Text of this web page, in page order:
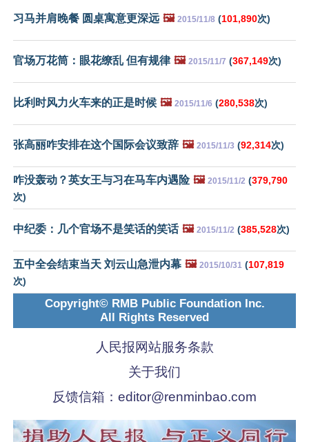
习马并肩晚餐 圆桌寓意更深远 🖼️ 2015/11/8 (101,890次)
官场万花筒：眼花缭乱 但有规律 🖼️ 2015/11/7 (367,149次)
比利时风力火车来的正是时候 🖼️ 2015/11/6 (280,538次)
张高丽咋安排在这个国际会议致辞 🖼️ 2015/11/3 (92,314次)
咋没轰动？英女王与习在马车内遇险 🖼️ 2015/11/2 (379,790
次)
中纪委：几个官场不是笑话的笑话 🖼️ 2015/11/2 (385,528次)
五中全会结束当天 刘云山急泄内幕 🖼️ 2015/10/31 (107,819
次)
Copyright© RMB Public Foundation Inc.
All Rights Reserved
人民报网站服务条款
关于我们
反馈信箱： editor@renminbao.com